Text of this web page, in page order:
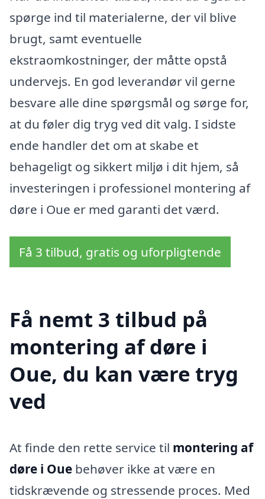
spørge ind til materialerne, der vil blive
brugt, samt eventuelle
ekstraomkostninger, der måtte opstå
undervejs. En god leverandør vil gerne
besvare alle dine spørgsmål og sørge for,
at du føler dig tryg ved dit valg. I sidste
ende handler det om at skabe et
behageligt og sikkert miljø i dit hjem, så
investeringen i professionel montering af
døre i Oue er med garanti det værd.
Få 3 tilbud, gratis og uforpligtende
Få nemt 3 tilbud på
montering af døre i
Oue, du kan være tryg
ved
At finde den rette service til montering af
døre i Oue behøver ikke at være en
tidskrævende og stressende proces. Med